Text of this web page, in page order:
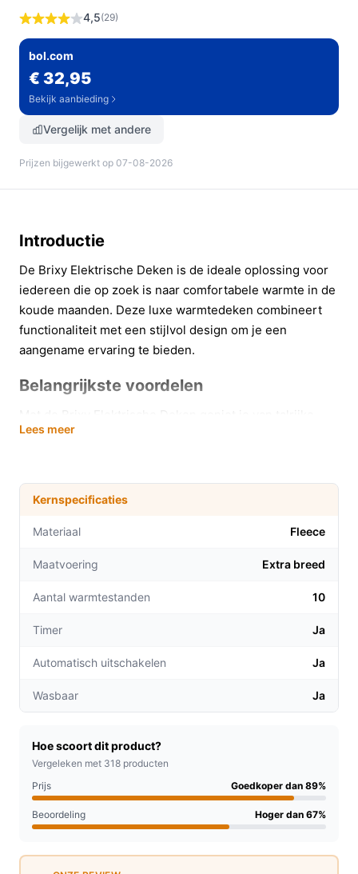
4,5(29)
bol.com
€ 32,95
Bekijk aanbieding
Vergelijk met andere
Prijzen bijgewerkt op 07-08-2026
Introductie
De Brixy Elektrische Deken is de ideale oplossing voor
iedereen die op zoek is naar comfortabele warmte in de
koude maanden. Deze luxe warmtedeken combineert
functionaliteit met een stijlvol design om je een
aangename ervaring te bieden.
Belangrijkste voordelen
voordelen die je dagelijks leven aangenamer maken.
Energiezuinig gebruik:Met een vermogen van
160W kost het je slechts €0,03 per uur bij de
hoogste setting, waardoor je warm blijft zonder je
Ideaal voor ontspanning:
Of je nu een boek leest
comfortabel, zodat je volledig kunt ontspannen.
Instelbare warmtestanden:
Met tien verschillende
temperatuur instellen, afgestemd op jouw
Voor welke doelgroep?
Deze elektrische deken is perfect voor iedereen die in
een koudere omgeving woont, zoals oudere mensen,
gezinnen met kinderen of zelfs studenten die in een
kille kamer studeren. Ook ideaal voor het creëren van
een gezellige sfeer tijdens filmavonden.
Praktische voordelen t.o.v. alternatieven
Lees meer
Kernspecificaties
Materiaal Fleece
Maatvoering Extra breed
Aantal warmtestanden 10
Timer Ja
Automatisch uitschakelen Ja
Wasbaar Ja
Hoe scoort dit product?
Vergeleken met 318 producten
Prijs
Goedkoper dan 89%
Beoordeling Hoger dan 67%